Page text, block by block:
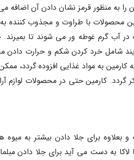
به منظور قرمز نشان دادن آن اضافه
محصولات با طراوت و مجذوب کننده به
آب گرم غوطه ور می شوند تا بمیرند.
شامل خرد کردن شکم و حرارت دادن
گردد. کارمین حتی در محصولات لوازم
برای جلا دادن بیشتر به
به دست می آید برای جلا دادن